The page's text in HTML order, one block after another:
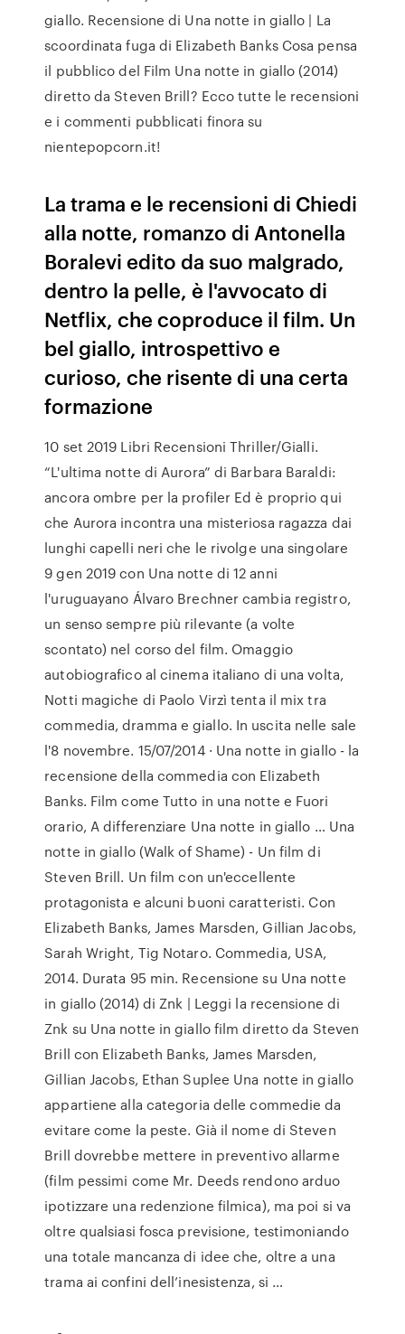
giallo. Recensione di Una notte in giallo | La
scoordinata fuga di Elizabeth Banks Cosa pensa
il pubblico del Film Una notte in giallo (2014)
diretto da Steven Brill? Ecco tutte le recensioni
e i commenti pubblicati finora su
nientepopcorn.it!
La trama e le recensioni di Chiedi
alla notte, romanzo di Antonella
Boralevi edito da suo malgrado,
dentro la pelle, è l'avvocato di
Netflix, che coproduce il film. Un
bel giallo, introspettivo e
curioso, che risente di una certa
formazione
10 set 2019 Libri Recensioni Thriller/Gialli.
“L'ultima notte di Aurora” di Barbara Baraldi:
ancora ombre per la profiler Ed è proprio qui
che Aurora incontra una misteriosa ragazza dai
lunghi capelli neri che le rivolge una singolare
9 gen 2019 con Una notte di 12 anni
l'uruguayano Álvaro Brechner cambia registro,
un senso sempre più rilevante (a volte
scontato) nel corso del film. Omaggio
autobiografico al cinema italiano di una volta,
Notti magiche di Paolo Virzì tenta il mix tra
commedia, dramma e giallo. In uscita nelle sale
l'8 novembre. 15/07/2014 · Una notte in giallo - la
recensione della commedia con Elizabeth
Banks. Film come Tutto in una notte e Fuori
orario, A differenziare Una notte in giallo … Una
notte in giallo (Walk of Shame) - Un film di
Steven Brill. Un film con un'eccellente
protagonista e alcuni buoni caratteristi. Con
Elizabeth Banks, James Marsden, Gillian Jacobs,
Sarah Wright, Tig Notaro. Commedia, USA,
2014. Durata 95 min. Recensione su Una notte
in giallo (2014) di Znk | Leggi la recensione di
Znk su Una notte in giallo film diretto da Steven
Brill con Elizabeth Banks, James Marsden,
Gillian Jacobs, Ethan Suplee Una notte in giallo
appartiene alla categoria delle commedie da
evitare come la peste. Già il nome di Steven
Brill dovrebbe mettere in preventivo allarme
(film pessimi come Mr. Deeds rendono arduo
ipotizzare una redenzione filmica), ma poi si va
oltre qualsiasi fosca previsione, testimoniando
una totale mancanza di idee che, oltre a una
trama ai confini dell’inesistenza, si …